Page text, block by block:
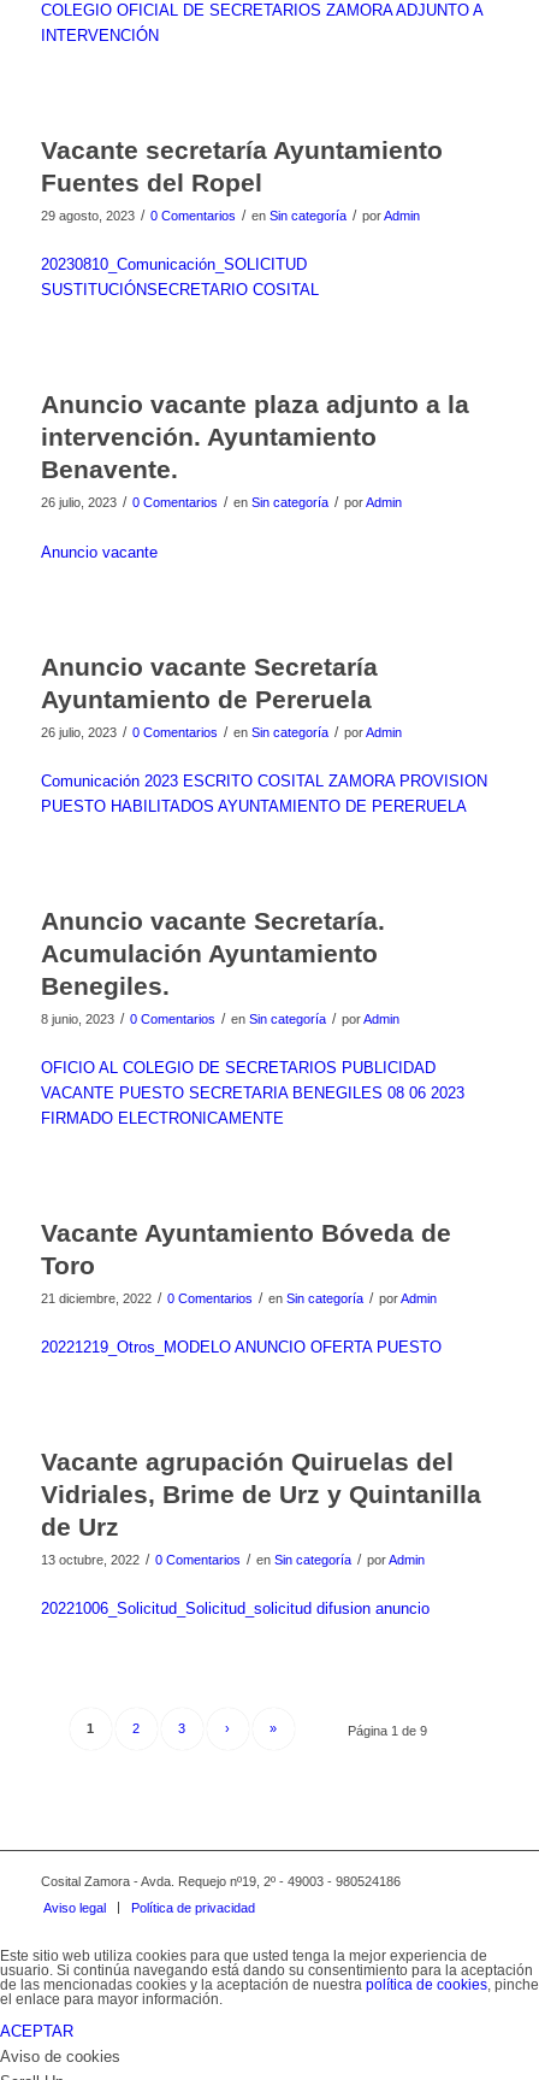
COLEGIO OFICIAL DE SECRETARIOS ZAMORA ADJUNTO A
INTERVENCIÓN
Vacante secretaría Ayuntamiento
Fuentes del Ropel
29 agosto, 2023 / 0 Comentarios / en Sin categoría / porAdmin
20230810_Comunicación_SOLICITUD
SUSTITUCIÓNSECRETARIO COSITAL
Anuncio vacante plaza adjunto a la
intervención. Ayuntamiento
Benavente.
26 julio, 2023 / 0 Comentarios / en Sin categoría / porAdmin
Anuncio vacante
Anuncio vacante Secretaría
Ayuntamiento de Pereruela
26 julio, 2023 / 0 Comentarios / en Sin categoría / porAdmin
Comunicación 2023 ESCRITO COSITAL ZAMORA PROVISION
PUESTO HABILITADOS AYUNTAMIENTO DE PERERUELA
Anuncio vacante Secretaría.
Acumulación Ayuntamiento
Benegiles.
8 junio, 2023 / 0 Comentarios / en Sin categoría / porAdmin
OFICIO AL COLEGIO DE SECRETARIOS PUBLICIDAD
VACANTE PUESTO SECRETARIA BENEGILES 08 06 2023
FIRMADO ELECTRONICAMENTE
Vacante Ayuntamiento Bóveda de
Toro
21 diciembre, 2022 / 0 Comentarios / en Sin categoría / porAdmin
20221219_Otros_MODELO ANUNCIO OFERTA PUESTO
Vacante agrupación Quiruelas del
Vidriales, Brime de Urz y Quintanilla
de Urz
13 octubre, 2022 / 0 Comentarios / en Sin categoría / porAdmin
20221006_Solicitud_Solicitud_solicitud difusion anuncio
Página 1 de 9
1 2 3 › »
Cosital Zamora - Avda. Requejo nº19, 2º - 49003 - 980524186
Aviso legal
Política de privacidad
Este sitio web utiliza cookies para que usted tenga la mejor experiencia de
usuario. Si continúa navegando está dando su consentimiento para la aceptación
de las mencionadas cookies y la aceptación de nuestra política de cookies, pinche
el enlace para mayor información.
ACEPTAR
Aviso de cookies